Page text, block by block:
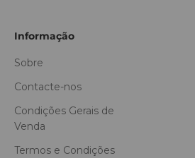
Informação
Sobre
Contacte-nos
Condições Gerais de
Venda
Termos e Condições